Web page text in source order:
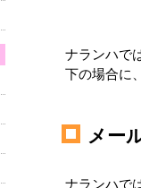
ナランハで
下の場合に
メー
ナランハで